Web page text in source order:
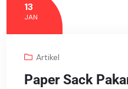
13
JAN
Artikel
Paper Sack